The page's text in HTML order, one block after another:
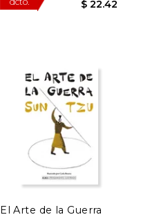
21%
dcto.
Rápido
El Arte de la Guerra